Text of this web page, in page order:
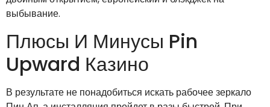
выбывание.
Плюсы И Минусы Pin
Upward Казино
В результате не понадобиться искать рабочее зеркало